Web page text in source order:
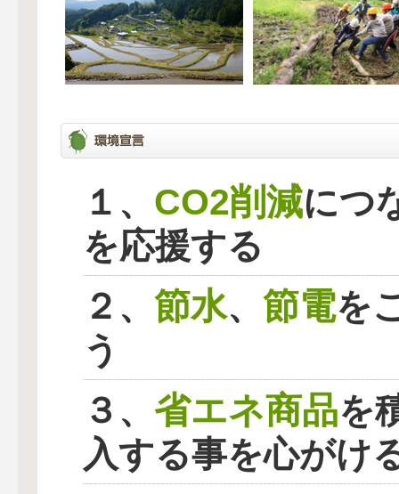
１、 CO2削減につ
を応援する
２、 節水、 節電を
う
３、 省エネ商品を
入する事を心がけ